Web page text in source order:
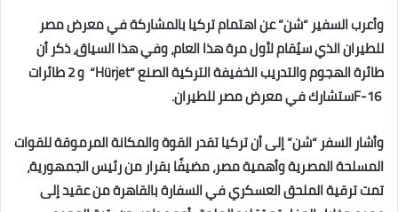
وأعرب السفير “شن” عن اهتمام تركيا بالمشاركة في معرض مصر
للطيران الذي سيُقام لأول مرة هذا العام، وفي هذا السياق، ذكر ‏أن
F-16 ‎ستشارك في معرض مصر للطيران. ‎
وأشار السفر “شن” إلى أن تركيا تقدر القوة والمكانة المرموقة للقوات
المسلحة المصرية وأهمية مصر، مضيفًا بقرار من ‏رئيس الجمهورية،
تمت ترقية الملحق العسكري في السفارة بالقاهرة من عقيد إلى